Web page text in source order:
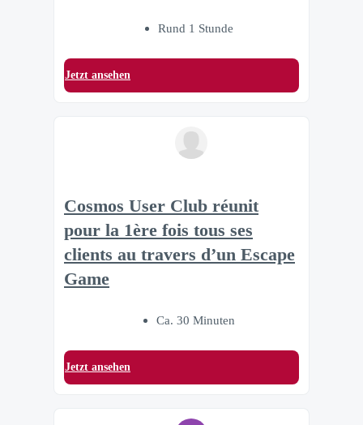
Rund 1 Stunde
Jetzt ansehen
Cosmos User Club réunit
pour la 1ère fois tous ses
clients au travers d’un Escape
Game
Ca. 30 Minuten
Jetzt ansehen